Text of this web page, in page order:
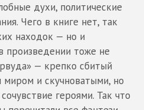
духи, политические
Чего в книге нет, так
находок — но и
произведении тоже не
— крепко сбитый
и скучноватыми, но
героями. Так что